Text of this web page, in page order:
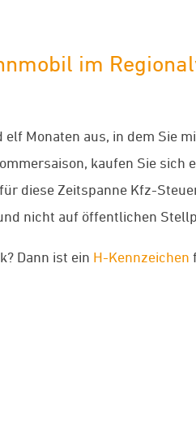
im
Monaten aus, in dem Sie
kaufen Sie sich
diese Zeitspanne Kfz-
nicht auf öffentlichen
Dann ist ein H-Kennzeichen